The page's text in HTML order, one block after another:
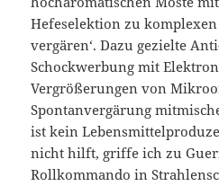
Hefeselektion zu
vergären‘. Dazu gezielte
Schockwerbung mit
Vergrößerungen von
Spontanvergärung
ist kein
nicht hilft, griffe ich zu
Rollkommando in